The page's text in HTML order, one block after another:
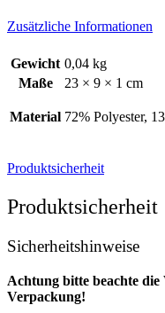
Zusätzliche Informationen
Gewicht 0,04 kg
Maße
23 × 9 × 1 cm
Material 72% Polyester,
Produktsicherheit
Produktsicherheit
Sicherheitshinweise
Achtung bitte beachte die
Verpackung!